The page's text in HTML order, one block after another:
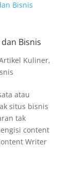
Bisnis
Kuliner,
atau
situs bisnis
tak
content
Writer